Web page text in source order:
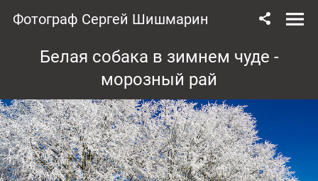
Фотограф Сергей Шишмарин
Белая собака в зимнем чуде -
морозный рай